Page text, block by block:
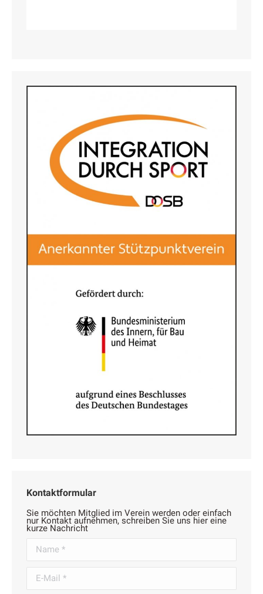
Kontaktformular
Sie möchten Mitglied im Verein werden oder einfach
nur Kontakt aufnehmen, schreiben Sie uns hier eine
kurze Nachricht
Name *
E-Mail *